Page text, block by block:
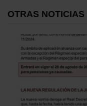
OTRAS NOTICIAS